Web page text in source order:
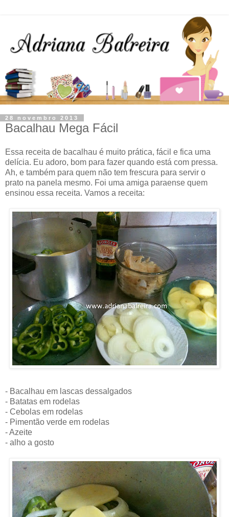
28 novembro 2013
Bacalhau Mega Fácil
Essa receita de bacalhau é muito prática, fácil e fica uma
delícia. Eu adoro, bom para fazer quando está com pressa.
Ah, e também para quem não tem frescura para servir o
prato na panela mesmo. Foi uma amiga paraense quem
ensinou essa receita. Vamos a receita:
- Bacalhau em lascas dessalgados
- Batatas em rodelas
- Cebolas em rodelas
- Pimentão verde em rodelas
- Azeite
- alho a gosto